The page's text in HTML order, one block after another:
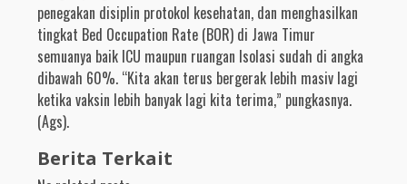
penegakan disiplin protokol kesehatan, dan menghasilkan
tingkat Bed Occupation Rate (BOR) di Jawa Timur
semuanya baik ICU maupun ruangan Isolasi sudah di angka
dibawah 60%. “Kita akan terus bergerak lebih masiv lagi
ketika vaksin lebih banyak lagi kita terima,” pungkasnya.
(Ags).
Berita Terkait